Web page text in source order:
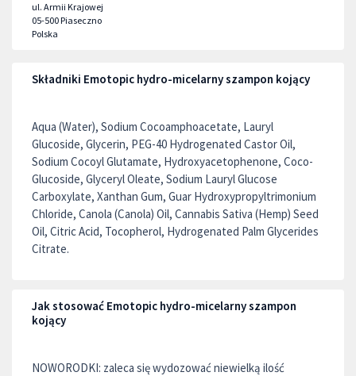
ul. Armii Krajowej
05-500Piaseczno
Polska
Składniki Emotopic hydro-micelarny szampon kojący
Aqua (Water), Sodium Cocoamphoacetate, Lauryl
Glucoside, Glycerin, PEG-40 Hydrogenated Castor Oil,
Sodium Cocoyl Glutamate, Hydroxyacetophenone, Coco-
Glucoside, Glyceryl Oleate, Sodium Lauryl Glucose
Carboxylate, Xanthan Gum, Guar Hydroxypropyltrimonium
Chloride, Canola (Canola) Oil, Cannabis Sativa (Hemp) Seed
Oil, Citric Acid, Tocopherol, Hydrogenated Palm Glycerides
Citrate.
Jak stosować Emotopic hydro-micelarny szampon
kojący
NOWORODKI: zaleca się wydozować niewielką ilość